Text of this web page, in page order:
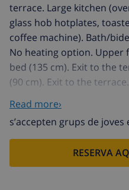
terrace. Large kitchen
glass hob hotplates,
coffee machine). Bath/
No heating option. Upper
bed (135 cm). Exit to the
(90 cm). Exit to the
countryside. Facilities:
children's high chair, baby
(WiFi, free). Parking
pet/ dog allowed.
Read more›
s’accepten grups de
RESERVA